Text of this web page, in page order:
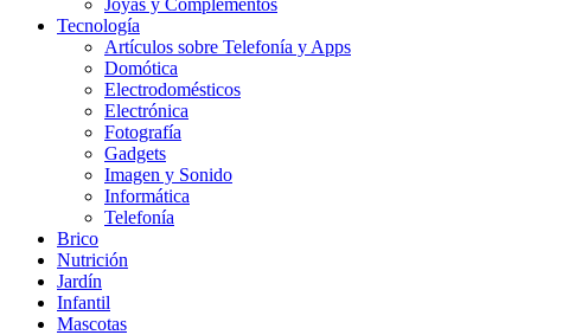
Joyas y Complementos
Tecnología
Artículos sobre Telefonía y Apps
Domótica
Electrodomésticos
Electrónica
Fotografía
Gadgets
Imagen y Sonido
Informática
Telefonía
Brico
Nutrición
Jardín
Infantil
Mascotas